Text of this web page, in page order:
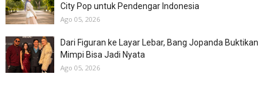
City Pop untuk Pendengar Indonesia
Ago 05, 2026
Dari Figuran ke Layar Lebar, Bang Jopanda Buktikan
Mimpi Bisa Jadi Nyata
Ago 05, 2026